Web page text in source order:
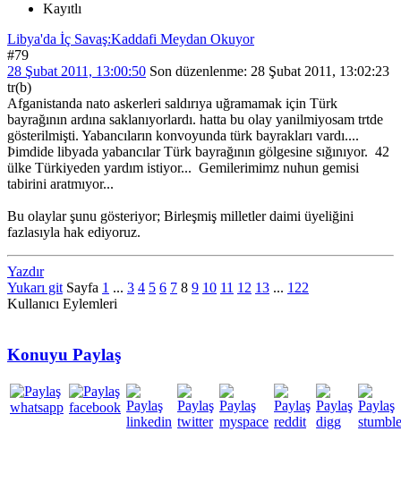
Kayıtlı
Libya'da İç Savaş:Kaddafi Meydan Okuyor
#79
28 Şubat 2011, 13:00:50 Son düzenlenme: 28 Şubat 2011, 13:02:23
tr(b)
Afganistanda nato askerleri saldırıya uğramamak için Türk
bayrağının ardına saklanıyorlardı. hatta bu olay yanilmiyosam trtde
gösterilmişti. Yabancıların konvoyunda türk bayrakları vardı....
Þimdide libyada yabancılar Türk bayrağının gölgesine sığınıyor. 42
ülke Türkiyeden yardım istiyor... Gemilerimimz nuhun gemisi
tabirini aratmıyor...
Bu olaylar şunu gösteriyor; Birleşmiş milletler daimi üyeliğini
fazlasıyla hak ediyoruz.
Yazdır
Yukarı git Sayfa 1 ... 3 4 5 6 7 8 9 10 11 12 13 ... 122
Kullanıcı Eylemleri
Konuyu Paylaş